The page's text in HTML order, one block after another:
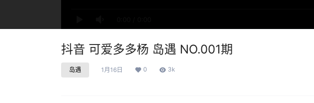
抖音 可爱多多杨 岛遇 NO.001期
岛遇 1月16日 0 3k